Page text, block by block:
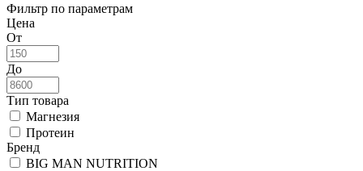
Фильтр по параметрам
Цена
От
До
Тип товара
Магнезия
Протеин
Бренд
BIG MAN NUTRITION